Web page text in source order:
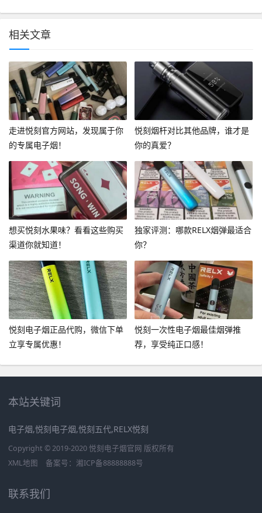
相关文章
走进悦刻官方网站，发现属于你
的专属电子烟！
悦刻烟杆对比其他品牌，谁才是
你的真爱？
想买悦刻水果味？看看这些购买
渠道你就知道！
独家评测：哪款RELX烟弹最适合
你？
悦刻电子烟正品代购，微信下单
立享专属优惠！
悦刻一次性电子烟最佳烟弹推
荐，享受纯正口感！
本站关键词
电子烟,悦刻电子烟,悦刻五代,RELX悦刻
Copyright © 2019-2020 悦刻电子烟官网 版权所有
XML地图
备案号： 湘ICP备88888888号
联系我们